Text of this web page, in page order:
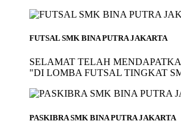
FUTSAL SMK BINA PUTRA JAKARTA
SELAMAT TELAH
"DI LOMBA FUTSAL TINGKAT
PASKIBRA SMK BINA PUTRA JAKARTA